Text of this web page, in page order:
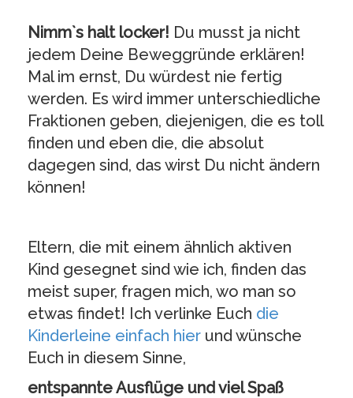
Nimm`s halt locker! Du musst ja nicht
jedem Deine Beweggründe erklären!
Mal im ernst, Du würdest nie fertig
werden. Es wird immer unterschiedliche
Fraktionen geben, diejenigen, die es toll
finden und eben die, die absolut
dagegen sind, das wirst Du nicht ändern
können!
Eltern, die mit einem ähnlich aktiven
Kind gesegnet sind wie ich, finden das
meist super, fragen mich, wo man so
etwas findet! Ich verlinke Euch die
Kinderleine einfach hier und wünsche
Euch in diesem Sinne,
entspannte Ausflüge und viel Spaß